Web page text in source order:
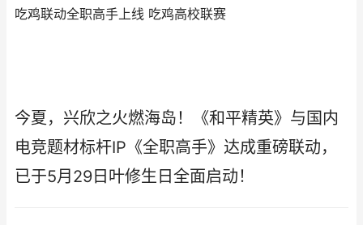
吃鸡联动全职高手上线 吃鸡高校联赛
今夏，兴欣之火燃海岛！《和平精英》与国内
电竞题材标杆IP《全职高手》达成重磅联动，
已于5月29日叶修生日全面启动！